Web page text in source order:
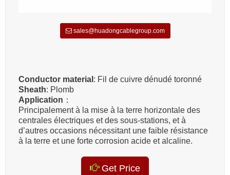
sales@huadongcablegroup.com
Conductor material : Fil de cuivre dénudé toronné
Sheath: Plomb
Application ：
Principalement à la mise à la terre horizontale des
centrales électriques et des sous-stations, et à
d’autres occasions nécessitant une faible résistance
à la terre et une forte corrosion acide et alcaline.
Get Price